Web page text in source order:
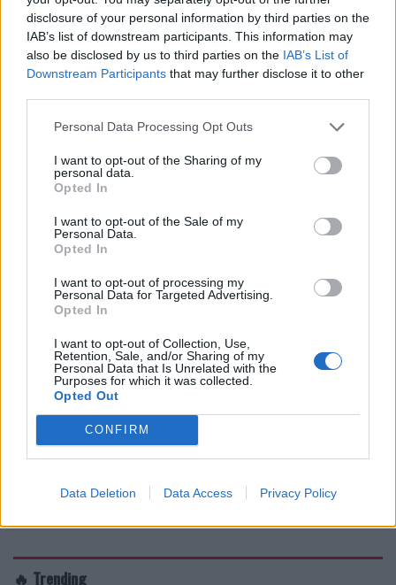
disclosure of your personal information by third parties on the
IAB’s list of downstream participants. This information may
also be disclosed by us to third parties on the IAB’s List of
Downstream Participants that may further disclose it to other
Personal Data Processing Opt Outs
I want to opt-out of the Sharing of my
personal data.
Opted In
I want to opt-out of the Sale of my
Personal Data.
Opted In
I want to opt-out of processing my
Personal Data for Targeted Advertising.
Opted In
I want to opt-out of Collection, Use,
Retention, Sale, and/or Sharing of my
Personal Data that Is Unrelated with the
Purposes for which it was collected.
Opted Out
CONFIRM
Data Deletion Data Access Privacy Policy
🔥 Trending